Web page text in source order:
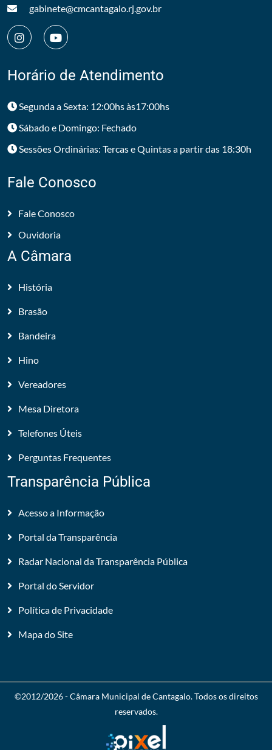
gabinete@cmcantagalo.rj.gov.br
Horário de Atendimento
Segunda a Sexta: 12:00hs às17:00hs
Sábado e Domingo: Fechado
Sessões Ordinárias: Tercas e Quintas a partir das 18:30h
Fale Conosco
Fale Conosco
Ouvidoria
A Câmara
História
Brasão
Bandeira
Hino
Vereadores
Mesa Diretora
Telefones Úteis
Perguntas Frequentes
Transparência Pública
Acesso a Informação
Portal da Transparência
Radar Nacional da Transparência Pública
Portal do Servidor
Política de Privacidade
Mapa do Site
©2012/2026 -Câmara Municipal de Cantagalo. Todos os direitos
reservados.